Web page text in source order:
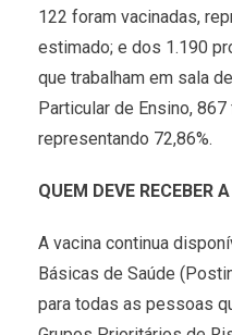
122 foram vacinadas,
estimado; e dos 1.190
que trabalham em sala
Particular de Ensino,
representando 72,86%.
QUEM DEVE RECEBER
A vacina continua
Básicas de Saúde
para todas as pessoas